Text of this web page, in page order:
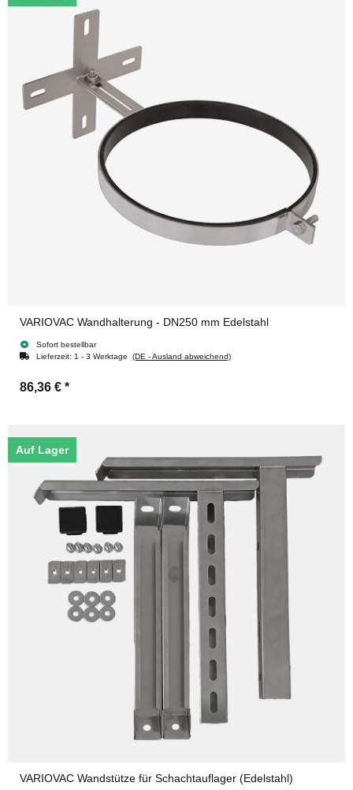
VARIOVAC Wandhalterung - DN250 mm Edelstahl
Sofort bestellbar
Lieferzeit: 1 - 3 Werktage (DE - Ausland abweichend)
86,36 € *
Auf Lager
VARIOVAC Wandstütze für Schachtauflager (Edelstahl)